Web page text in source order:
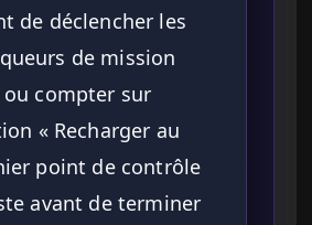
de déclencher les
de mission
ou compter sur
« Recharger au
point de contrôle
avant de terminer